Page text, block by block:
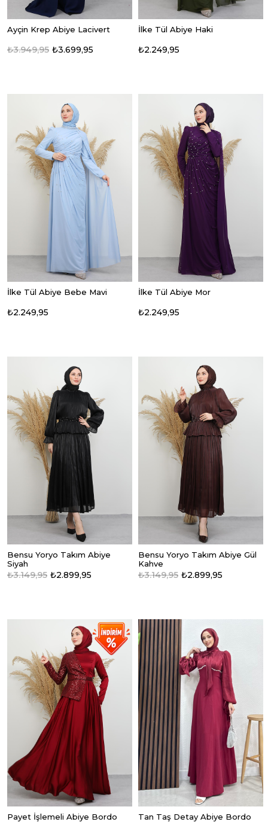
Ayçin Krep Abiye Lacivert
₺3.699,95
₺3.949,95
İlke Tül Abiye Haki
₺2.249,95
İlke Tül Abiye Bebe Mavi
₺2.249,95
İlke Tül Abiye Mor
₺2.249,95
Bensu Yoryo Takım Abiye
Siyah
₺2.899,95
₺3.149,95
Bensu Yoryo Takım Abiye Gül
Kahve
₺2.899,95
₺3.149,95
Payet İşlemeli Abiye Bordo Tan Taş Detay Abiye Bordo